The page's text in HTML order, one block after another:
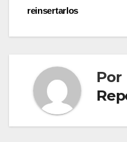
reinsertarlos
Por